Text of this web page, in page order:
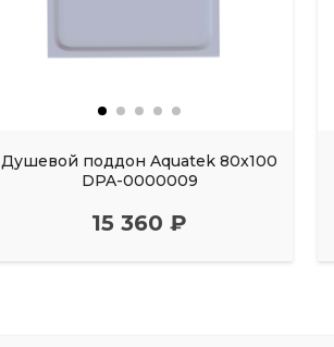
Душевой поддон Aquatek 80x100
DPA-0000009
15 360 ₽